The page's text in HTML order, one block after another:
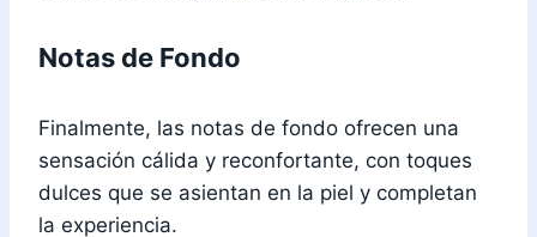
Notas de Fondo
Finalmente, las notas de fondo ofrecen una
sensación cálida y reconfortante, con toques
dulces que se asientan en la piel y completan
la experiencia.